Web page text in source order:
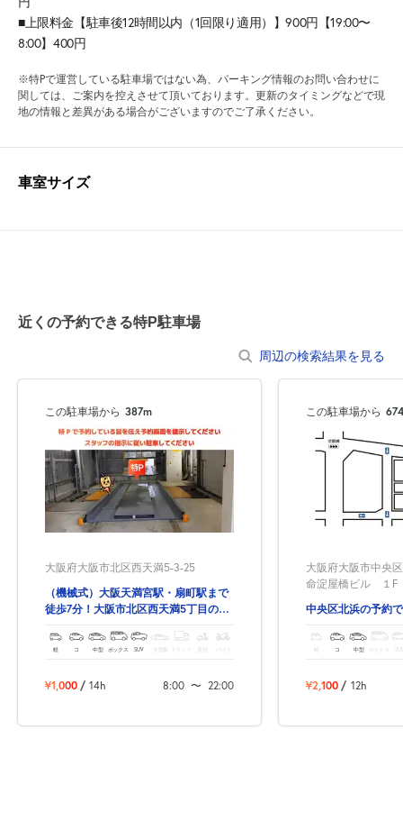
■上限料金【駐車後12時間以内（1回限り適用）】900円【19:00〜
8:00】400円
※特Pで運営している駐車場ではない為、パーキング情報のお問い合わせに
関しては、ご案内を控えさせて頂いております。更新のタイミングなどで現
地の情報と差異がある場合がございますのでご了承ください。
車室サイズ
近くの予約できる特P駐車場
周辺の検索結果を見る
この駐車場から 387m
大阪府大阪市北区西天満5-3-25
（機械式）大阪天満宮駅・扇町駅まで
徒歩7分！大阪市北区西天満5丁目の予
軽 コ 中型 ボックス SUV 大型車 トラック バイク
¥1,000 / 14h 8:00 〜 22:00
この駐車場から
大阪府大阪市中央
命淀屋橋ビル １F
中央区北浜の予約
軽 コ 中型 ボックス
¥2,100 / 12h